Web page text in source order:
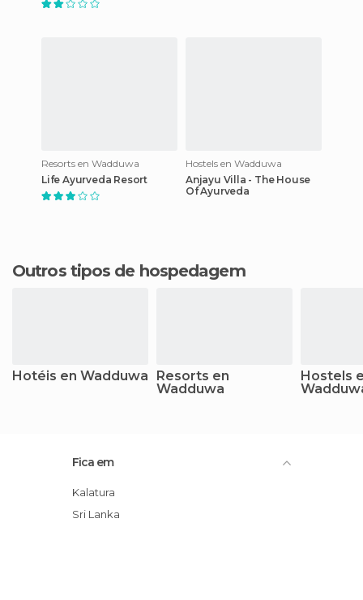
Resorts en Wadduwa
Life Ayurveda Resort
Hostels en Wadduwa
Anjayu Villa - The House
Of Ayurveda
Outros tipos de hospedagem
Hotéis en Wadduwa
Resorts en
Wadduwa
Hostels
Fica em
Kalatura
Sri Lanka